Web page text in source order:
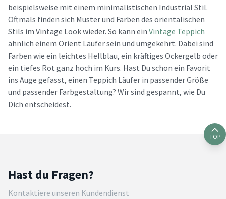
beispielsweise mit einem minimalistischen Industrial Stil.
Oftmals finden sich Muster und Farben des orientalischen
Stils im Vintage Look wieder. So kann ein Vintage Teppich
ähnlich einem Orient Läufer sein und umgekehrt. Dabei sind
Farben wie ein leichtes Hellblau, ein kräftiges Ockergelb oder
ein tiefes Rot ganz hoch im Kurs. Hast Du schon ein Favorit
ins Auge gefasst, einen Teppich Läufer in passender Größe
und passender Farbgestaltung? Wir sind gespannt, wie Du
Dich entscheidest.
TOP
Hast du Fragen?
Kontaktiere unseren Kundendienst